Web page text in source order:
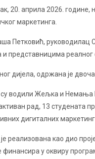
20. априла 2026.
маркетинга.
Петковић, руководилац
и представницима реалног
дијела, одржана је
водили Жељка и Немања
рад, 13 студената
дигиталних
реализована као дио
финансира у оквиру